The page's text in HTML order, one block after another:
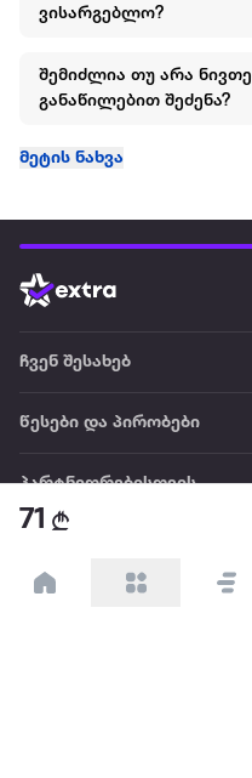
71
ვისარგებლო?
შემიძლია თუ არა
განაწილებით შეძენა?
მეტის ნახვა
ჩვენ შესახებ
წესები და პირობები
პარტნიორებისთვის